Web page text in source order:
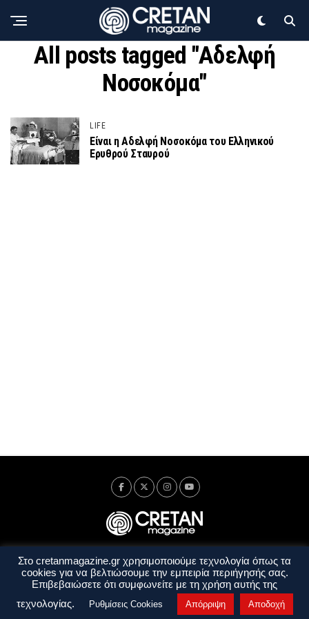
All posts tagged "Αδελφή
Νοσοκόμα"
LIFE
Είναι η Αδελφή Νοσοκόμα του Ελληνικού
Ερυθρού Σταυρού
Ταυτότητα Πολιτική Απορρήτου
Όροι Χρήσης
Όροι και Προϋποθέσεις
Στο cretanmagazine.gr χρησιμοποιούμε τεχνολογία όπως τα
cookies για να βελτιώσουμε την εμπειρία περιήγησής σας.
Επιβεβαιώσετε ότι συμφωνείτε με τη χρήση αυτής της
τεχνολογίας.
Ρυθμίσεις Cookies Απόρριψη Αποδοχή